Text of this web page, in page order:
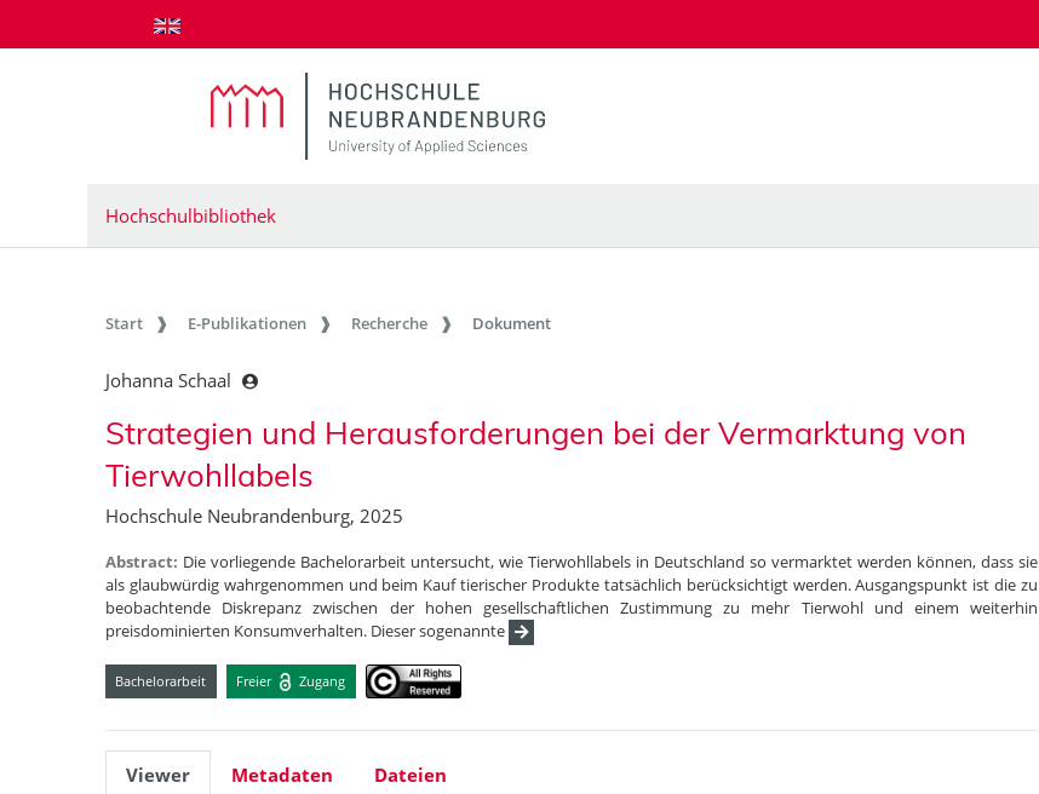
zum Inhalt springen
Hochschulbibliothek
Start E-Publikationen Recherche Dokument
Johanna Schaal
Strategien und Herausforderungen bei der Vermarktung von
Tierwohllabels
Hochschule Neubrandenburg, 2025
Abstract: Die vorliegende Bachelorarbeit untersucht, wie Tierwohllabels in Deutschland so vermarktet werden können, dass sie
als glaubwürdig wahrgenommen und beim Kauf tierischer Produkte tatsächlich berücksichtigt werden. Ausgangspunkt ist die zu
beobachtende Diskrepanz zwischen der hohen gesellschaftlichen Zustimmung zu mehr Tierwohl und einem weiterhin
preisdominierten Konsumverhalten. Dieser sogenannte
Bachelorarbeit Freier Zugang
Viewer Metadaten Dateien